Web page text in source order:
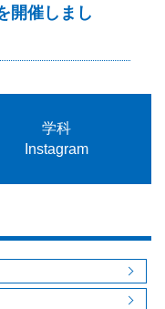
開催しまし
学科
Instagram